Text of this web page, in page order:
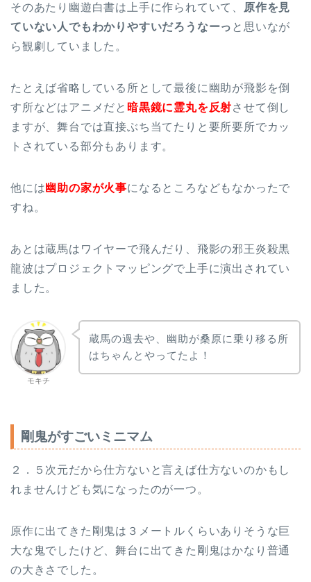
そのあたり幽遊白書は上手に作られていて、
原作を見
ていない人でもわかりやすいだろうなーっ と思いなが
ら観劇していました。
たとえば省略している所として最後に幽助が飛影を倒
す所などはアニメだと 暗黒鏡に霊丸を反射させて倒し
ますが、舞台では直接ぶち当てたりと要所要所でカッ
トされている部分もあります。
他には幽助の家が火事になるところなどもなかったで
すね。
あとは蔵馬はワイヤーで飛んだり、飛影の邪王炎殺黒
龍波はプロジェクトマッピングで上手に演出されてい
ました。
モキチ
蔵馬の過去や、幽助が桑原に乗り移る所
はちゃんとやってたよ！
剛鬼がすごいミニマム
２．５次元だから仕方ないと言えば仕方ないのかもし
れませんけども気になったのが一つ。
原作に出てきた剛鬼は３メートルくらいありそうな巨
大な鬼でしたけど、舞台に出てきた剛鬼はかなり普通
の大きさでした。